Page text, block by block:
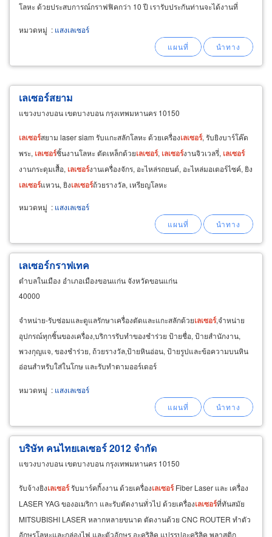
โลหะ ด้วยประสบการณ์กราฟฟิคกว่า 10 ปี เรารับประกันท่านจะได้งานที่
หมวดหมู่ : แสงเลเซอร์
เลเซอร์สยาม
แขวงบางบอน เขตบางบอน กรุงเทพมหานคร 10150
เลเซอร์สยาม laser siam รับแกะสลักโลหะ ด้วยเครื่องเลเซอร์, รับยิงบาร์โค๊ด
พระ, เลเซอร์ชิ้นงานโลหะ ตัดเหล็กด้วยเลเซอร์, เลเซอร์งานจิวเวลรี่, เลเซอร์
งานกระดุมเสื้อ, เลเซอร์งานเครื่องจักร, อะไหล่รถยนต์, อะไหล่มอเตอร์ไซค์, ยิง
เลเซอร์แหวน, ยิงเลเซอร์ถ้วยรางวัล, เหรียญโลหะ
หมวดหมู่ : แสงเลเซอร์
เลเซอร์กราฟเทค
ตำบลในเมือง อำเภอเมืองขอนแก่น จังหวัดขอนแก่น
40000
จำหน่าย-รับซ่อมและดูแลรักษาเครื่องตัดและแกะสลักด้วยเลเซอร์,จำหน่าย
อุปกรณ์ทุกชิ้นของเครื่อง,บริการรับทำของชำร่วย ป้ายชื่อ, ป้ายสำนักงาน,
พวงกุญแจ, ของชำร่วย, ถ้วยรางวัล,ป้ายหินอ่อน, ป้ายรูปและข้อความบนหิน
อ่อนสำหรับใส่ในโกษ และรับทำตามออร์เดอร์
หมวดหมู่ : แสงเลเซอร์
บริษัท คนไทยเลเซอร์ 2012 จำกัด
แขวงบางบอน เขตบางบอน กรุงเทพมหานคร 10150
รับจ้างยิงเลเซอร์รับมาร์คกิ้งงาน ด้วยเครื่องเลเซอร์Fiber Laser และ เครื่อง
LASER YAG ของอเมริกา และรับตัดงานทั่วไป ด้วยเครื่องเลเซอร์ที่ทันสมัย
MITSUBISHI LASER หลากหลายขนาด ตัดงานด้วย CNC ROUTER ทำตัว
อักษรโลหะและกล่องไฟ และตัวอักษร อะคริลิค แปรรูปอะคริลิค พลาสติก